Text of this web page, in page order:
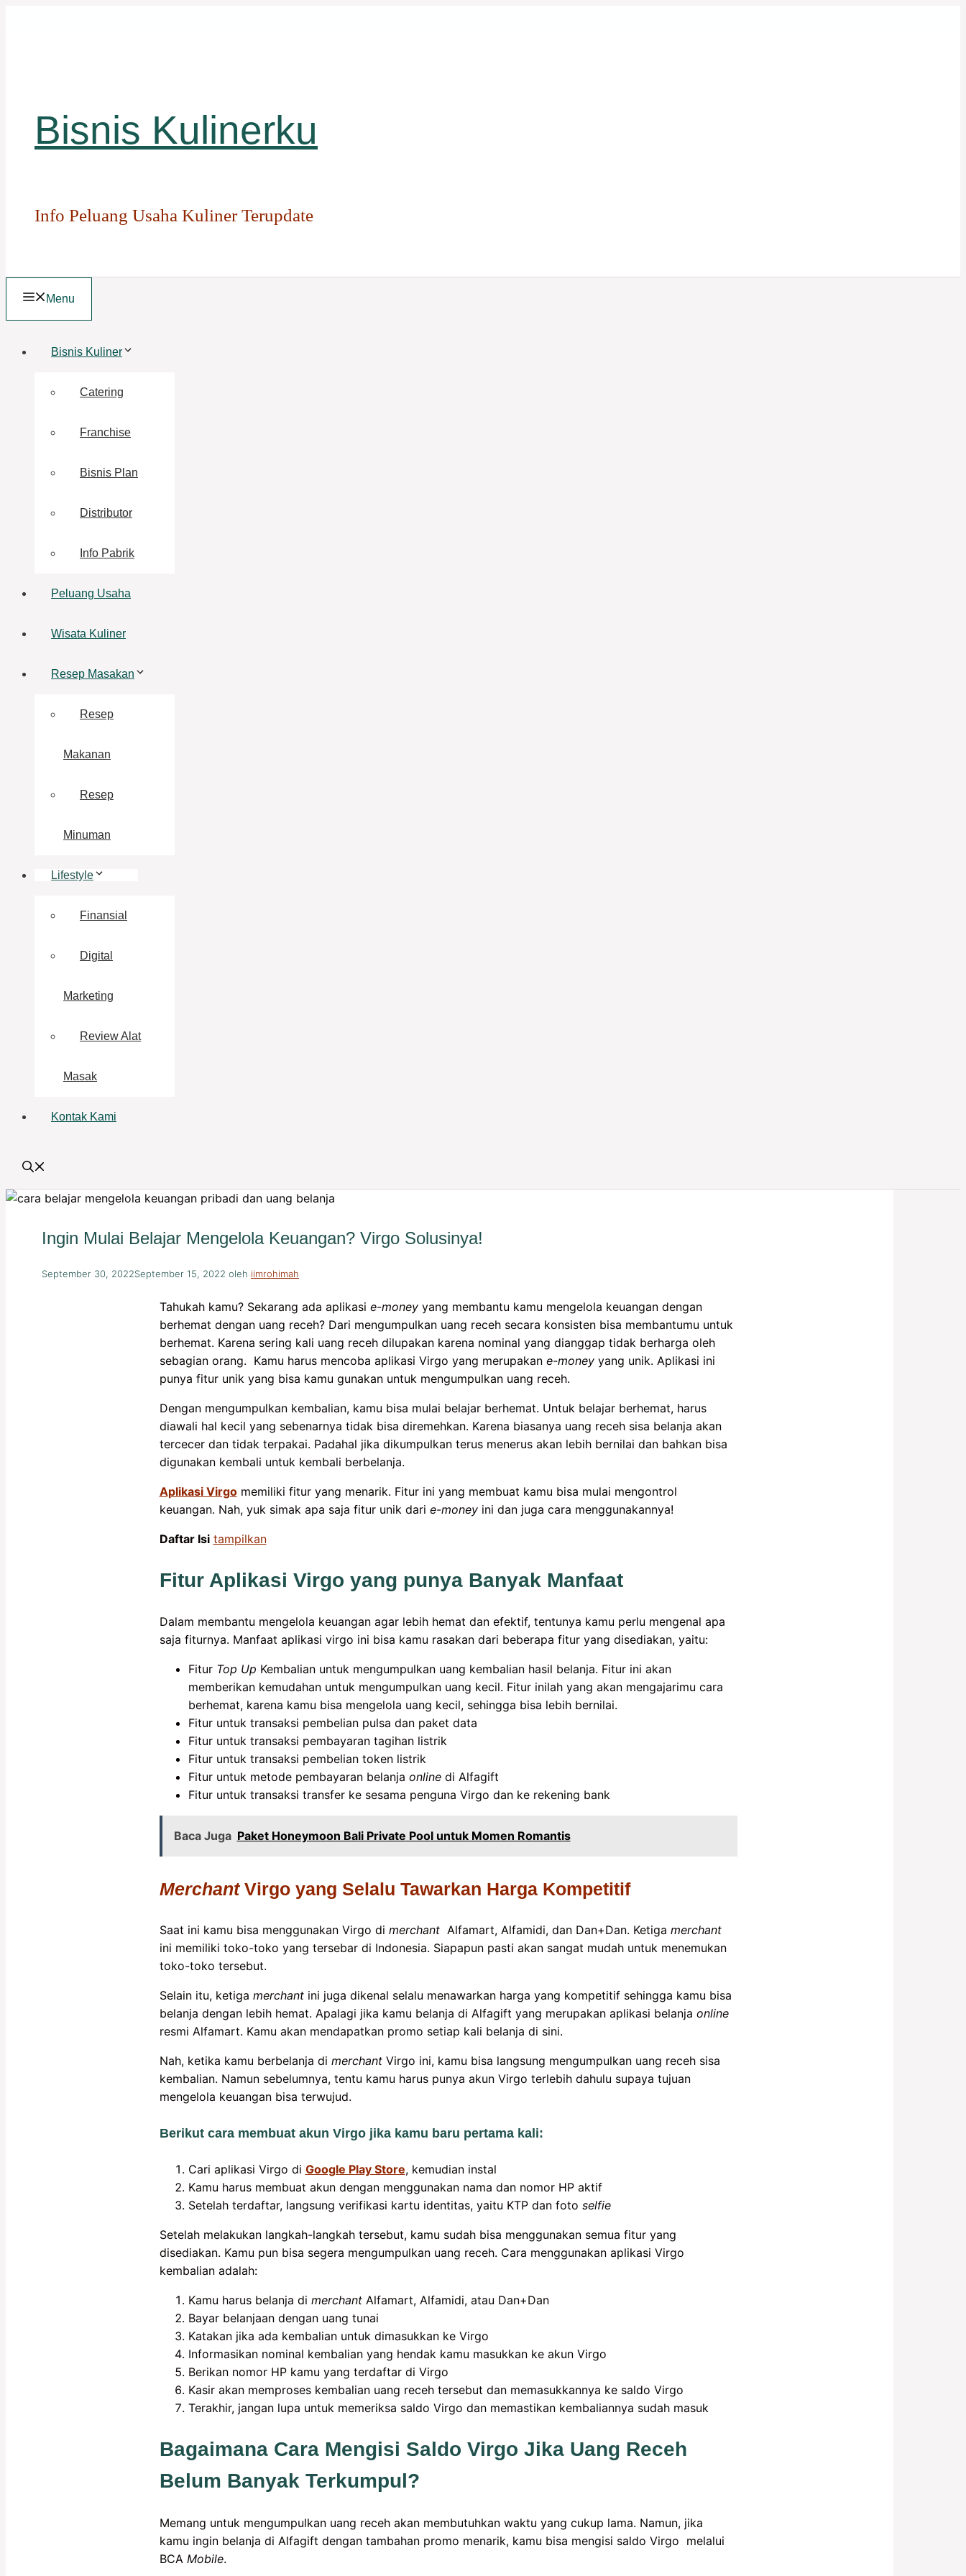
Bisnis Kulinerku
Info Peluang Usaha Kuliner Terupdate
Menu
Bisnis Kuliner
Catering
Franchise
Bisnis Plan
Distributor
Info Pabrik
Peluang Usaha
Wisata Kuliner
Resep Masakan
Resep
Makanan
Resep
Minuman
Lifestyle
Finansial
Digital
Marketing
Review Alat
Masak
Kontak Kami
Ingin Mulai Belajar Mengelola Keuangan? Virgo Solusinya!
September 30, 2022September 15, 2022 oleh iimrohimah
Tahukah kamu? Sekarang ada aplikasi e-moneyyang membantu kamu mengelola keuangan dengan
berhemat dengan uang receh? Dari mengumpulkan uang receh secara konsisten bisa membantumu untuk
berhemat. Karena sering kali uang receh dilupakan karena nominal yang dianggap tidak berharga oleh
sebagian orang. Kamu harus mencoba aplikasi Virgo yang merupakan e-moneyyang unik. Aplikasi ini
punya fitur unik yang bisa kamu gunakan untuk mengumpulkan uang receh.
Dengan mengumpulkan kembalian, kamu bisa mulai belajar berhemat. Untuk belajar berhemat, harus
diawali hal kecil yang sebenarnya tidak bisa diremehkan. Karena biasanya uang receh sisa belanja akan
tercecer dan tidak terpakai. Padahal jika dikumpulkan terus menerus akan lebih bernilai dan bahkan bisa
digunakan kembali untuk kembali berbelanja.
Aplikasi Virgomemiliki fitur yang menarik. Fitur ini yang membuat kamu bisa mulai mengontrol
keuangan. Nah, yuk simak apa saja fitur unik dari e-moneyini dan juga cara menggunakannya!
Daftar Isi tampilkan
Fitur Aplikasi Virgo yang punya Banyak Manfaat
Dalam membantu mengelola keuangan agar lebih hemat dan efektif, tentunya kamu perlu mengenal apa
saja fiturnya. Manfaat aplikasi virgo ini bisa kamu rasakan dari beberapa fitur yang disediakan, yaitu:
Fitur Top Up Kembalian untuk mengumpulkan uang kembalian hasil belanja. Fitur ini akan
memberikan kemudahan untuk mengumpulkan uang kecil. Fitur inilah yang akan mengajarimu cara
berhemat, karena kamu bisa mengelola uang kecil, sehingga bisa lebih bernilai.
Fitur untuk transaksi pembelian pulsa dan paket data
Fitur untuk transaksi pembayaran tagihan listrik
Fitur untuk transaksi pembelian token listrik
Fitur untuk metode pembayaran belanja onlinedi Alfagift
Fitur untuk transaksi transfer ke sesama penguna Virgo dan ke rekening bank
Baca Juga Paket Honeymoon Bali Private Pool untuk Momen Romantis
MerchantVirgo yang Selalu Tawarkan Harga Kompetitif
Saat ini kamu bisa menggunakan Virgo di merchantAlfamart, Alfamidi, dan Dan+Dan. Ketiga merchant
ini memiliki toko-toko yang tersebar di Indonesia. Siapapun pasti akan sangat mudah untuk menemukan
toko-toko tersebut.
Selain itu, ketiga merchantini juga dikenal selalu menawarkan harga yang kompetitif sehingga kamu bisa
belanja dengan lebih hemat. Apalagi jika kamu belanja di Alfagift yang merupakan aplikasi belanja online
resmi Alfamart. Kamu akan mendapatkan promo setiap kali belanja di sini.
Nah, ketika kamu berbelanja di merchantVirgo ini, kamu bisa langsung mengumpulkan uang receh sisa
kembalian. Namun sebelumnya, tentu kamu harus punya akun Virgo terlebih dahulu supaya tujuan
mengelola keuangan bisa terwujud.
Berikut cara membuat akun Virgo jika kamu baru pertama kali:
Cari aplikasi Virgo di Google Play Store, kemudian instal
Kamu harus membuat akun dengan menggunakan nama dan nomor HP aktif
Setelah terdaftar, langsung verifikasi kartu identitas, yaitu KTP dan foto selfie
Setelah melakukan langkah-langkah tersebut, kamu sudah bisa menggunakan semua fitur yang
disediakan. Kamu pun bisa segera mengumpulkan uang receh. Cara menggunakan aplikasi Virgo
kembalian adalah:
Kamu harus belanja di merchantAlfamart, Alfamidi, atau Dan+Dan
Bayar belanjaan dengan uang tunai
Katakan jika ada kembalian untuk dimasukkan ke Virgo
Informasikan nominal kembalian yang hendak kamu masukkan ke akun Virgo
Berikan nomor HP kamu yang terdaftar di Virgo
Kasir akan memproses kembalian uang receh tersebut dan memasukkannya ke saldo Virgo
Terakhir, jangan lupa untuk memeriksa saldo Virgo dan memastikan kembaliannya sudah masuk
Bagaimana Cara Mengisi Saldo Virgo Jika Uang Receh
Belum Banyak Terkumpul?
Memang untuk mengumpulkan uang receh akan membutuhkan waktu yang cukup lama. Namun, jika
kamu ingin belanja di Alfagift dengan tambahan promo menarik, kamu bisa mengisi saldo Virgo melalui
BCA Mobile.